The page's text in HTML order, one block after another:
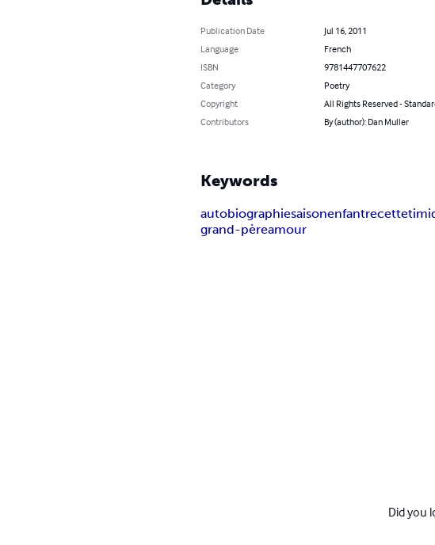
Publication Date
Jul 16, 2011
Language
French
ISBN
9781447707622
Category
Poetry
Copyright
All Rights Reserved -
Contributors
By (author): Dan Muller
Keywords
autobiographiesaisonenfantrecette
grand-pèreamour
Did you